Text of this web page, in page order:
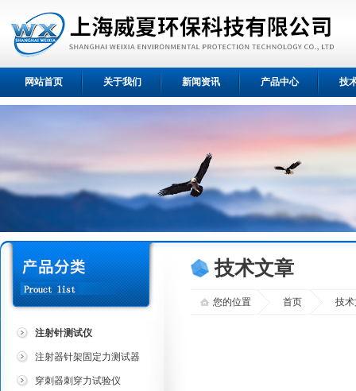
网站首页 关于我们 新闻资讯 产品中心 技
注射针测试仪
注射器针架固定力测试器
穿刺器刺穿力试验仪
技术文章
您的位置 首页 技